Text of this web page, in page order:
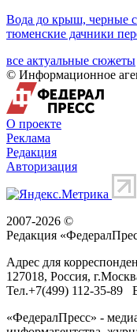
Вода до крыш, черные
тюменские дачники
все актуальные сюжеты
© Информационное
О проекте
Реклама
Редакция
Авторизация
2007-2026 ©
Редакция «
Адрес для
127018, Россия, г.
Тел.+7(499) 112-35-89
«ФедералПресс» -